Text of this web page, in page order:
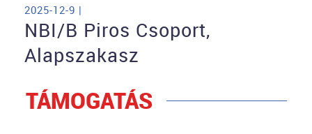
2025-12-9 |
NBI/B Piros Csoport,
Alapszakasz
TÁMOGATÁS